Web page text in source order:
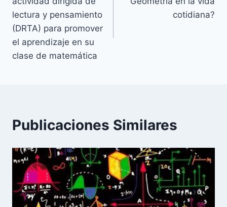
entradas
lectura y pensamiento
(DRTA) para promover
el aprendizaje en su
clase de matemática
cotidiana?
Publicaciones Similares